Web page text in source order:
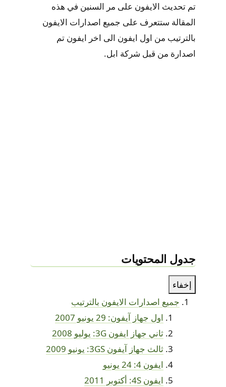
تم تحديث الايفون على مر السنين في هذه
المقالة ستتعرف على جميع اصدارات الايفون
بالترتيب من اول ايفون الى اخر ايفون تم
اصدارة من قبل شركة ابل.
جدول المحتويات
إخفاء
جميع اصدارات الايفون بالترتيب
اول جهاز آيفون: 29 يونيو 2007
ثاني جهاز ايفون 3G: يوليو 2008
ثالث جهاز آيفون 3GS: يونيو 2009
ايفون 4: 24 يونيو
ايفون 4S: أكتوبر 2011